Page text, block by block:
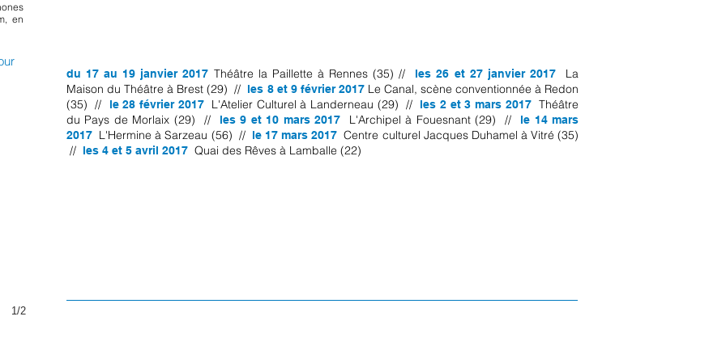
, en
1/2
du 17 au 19 janvier 2017 Théâtre la Paillette à Rennes (35) // les 26 et 27 janvier 2017 La
Maison du Théâtre à Brest (29) // les 8 et 9 février 2017 Le Canal, scène conventionnée à Redon
(35) //
le 28 février 2017 L'Atelier Culturel à Landerneau (29) // les 2 et 3 mars 2017Théâtre
du Pays de Morlaix (29) //
les 9 et 10 mars 2017 L'Archipel à Fouesnant (29) //
le 14 mars
2017 L'Hermine à Sarzeau (56) // le 17 mars 2017Centre culturel Jacques Duhamel à Vitré (35)
// les 4 et 5 avril 2017 Quai des Rêves à Lamballe (22)